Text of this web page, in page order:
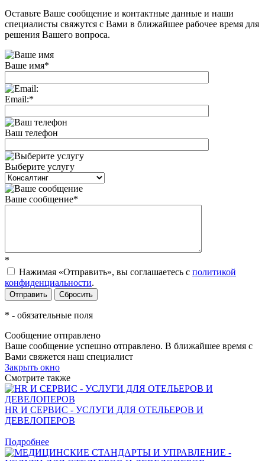
Оставьте Ваше сообщение и контактные данные и наши
специалисты свяжутся с Вами в ближайшее рабочее время для
решения Вашего вопроса.
Ваше имя*
Email:*
Ваш телефон
Выберите услугу
Ваше сообщение*
*
Нажимая «Отправить», вы соглашаетесь c политикой
конфиденциальности.
* - обязательные поля
Сообщение отправлено
Ваше сообщение успешно отправлено. В ближайшее время с
Вами свяжется наш специалист
Закрыть окно
Смотрите также
HR И СЕРВИС - УСЛУГИ ДЛЯ ОТЕЛЬЕРОВ И
ДЕВЕЛОПЕРОВ
Подробнее